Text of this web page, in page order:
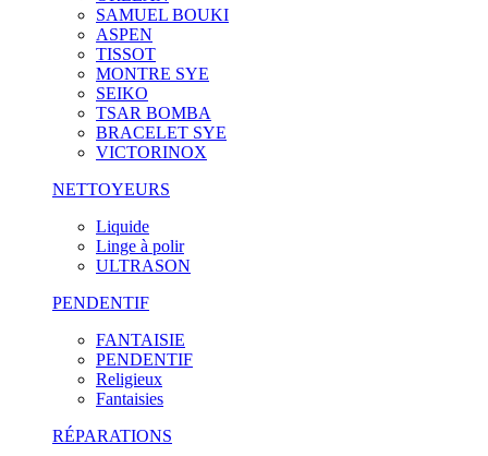
SAMUEL BOUKI
ASPEN
TISSOT
MONTRE SYE
SEIKO
TSAR BOMBA
BRACELET SYE
VICTORINOX
NETTOYEURS
Liquide
Linge à polir
ULTRASON
PENDENTIF
FANTAISIE
PENDENTIF
Religieux
Fantaisies
RÉPARATIONS